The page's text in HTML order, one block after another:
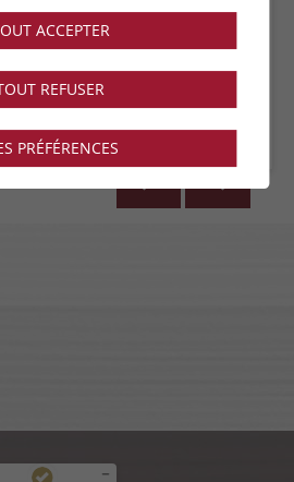
dans notre showroom !
ACCEPTER
REFUSER
PRÉFÉRENCES